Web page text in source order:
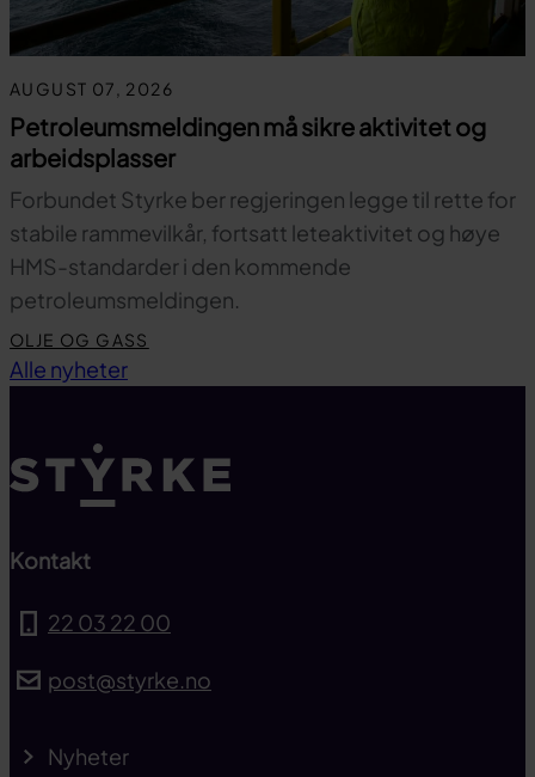
AUGUST 07, 2026
Petroleumsmeldingen må sikre aktivitet og
arbeidsplasser
Forbundet Styrke ber regjeringen legge til rette for
stabile rammevilkår, fortsatt leteaktivitet og høye
HMS-standarder i den kommende
petroleumsmeldingen.
OLJE OG GASS
Alle nyheter
Kontakt
22 03 22 00
post@styrke.no
Nyheter